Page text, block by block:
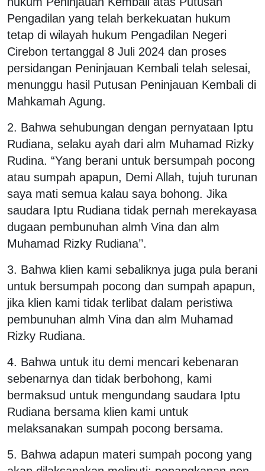
Pengadilan yang telah berkekuatan hukum
tetap di wilayah hukum Pengadilan Negeri
Cirebon tertanggal 8 Juli 2024 dan proses
persidangan Peninjauan Kembali telah selesai,
menunggu hasil Putusan Peninjauan Kembali di
Mahkamah Agung.
2. Bahwa sehubungan dengan pernyataan Iptu
Rudiana, selaku ayah dari alm Muhamad Rizky
Rudina. “Yang berani untuk bersumpah pocong
atau sumpah apapun, Demi Allah, tujuh turunan
saya mati semua kalau saya bohong. Jika
saudara Iptu Rudiana tidak pernah merekayasa
dugaan pembunuhan almh Vina dan alm
Muhamad Rizky Rudiana’’.
3. Bahwa klien kami sebaliknya juga pula berani
untuk bersumpah pocong dan sumpah apapun,
jika klien kami tidak terlibat dalam peristiwa
pembunuhan almh Vina dan alm Muhamad
Rizky Rudiana.
4. Bahwa untuk itu demi mencari kebenaran
sebenarnya dan tidak berbohong, kami
bermaksud untuk mengundang saudara Iptu
Rudiana bersama klien kami untuk
melaksanakan sumpah pocong bersama.
5. Bahwa adapun materi sumpah pocong yang